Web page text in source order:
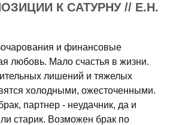
К САТУРНУ // Е.Н.
и финансовые
любовь. Мало счастья в жизни.
лишений и тяжелых
холодными, ожесточенными.
партнер - неудачник, да и
старик. Возможен брак по